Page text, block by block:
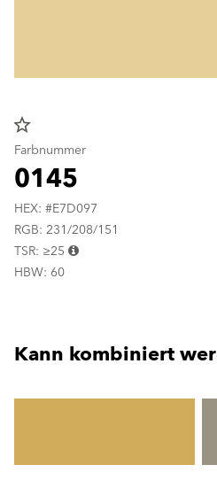
star_border
Farbnummer
0145
HEX: #E7D097
RGB: 231/208/151
TSR: ≥25
HBW: 60
Kann kombiniert